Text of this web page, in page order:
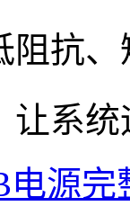
阻抗
让系
电源